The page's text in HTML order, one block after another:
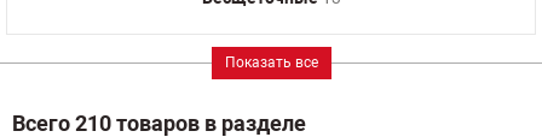
Показать все
Всего 210 товаров в разделе